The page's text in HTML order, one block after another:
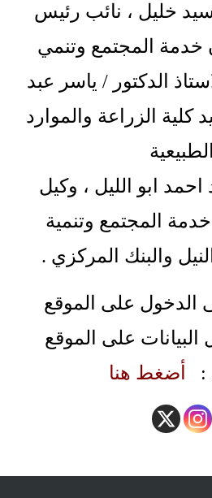
سيد خليل ، نائب رئيس
خدمة المجتمع وتنمي
الدكتور / ياسر عبد
كلية الزراعة والموارد
الطبيعية
ابو الليل ، وكيل
خدمة المجتمع وتنمية
والبنك المركزي .
الدخول على الموقع
البيانات على الموقع
:
أضغط هنا